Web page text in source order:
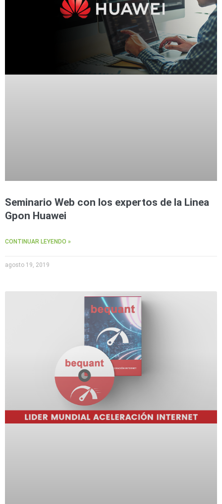
AccesoriosIntercomunicadoresVideoporteros
AnalógicosVideoporteros
Seminario Web con los expertos de la Linea
Gpon Huawei
CONTINUAR LEYENDO »
agosto 19, 2019